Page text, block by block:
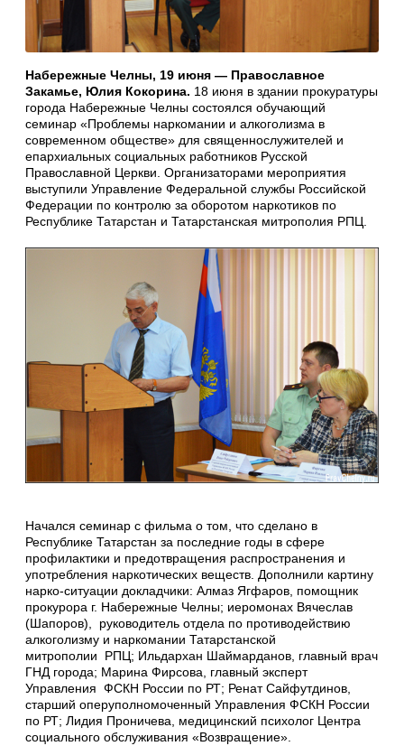
Набережные Челны, 19 июня — Православное
Закамье, Юлия Кокорина. 18 июня в здании прокуратуры
города Набережные Челны состоялся обучающий
семинар «Проблемы наркомании и алкоголизма в
современном обществе» для священнослужителей и
епархиальных социальных работников Русской
Православной Церкви. Организаторами мероприятия
выступили Управление Федеральной службы Российской
Федерации по контролю за оборотом наркотиков по
Республике Татарстан и Татарстанская митрополия РПЦ.
Начался семинар с фильма о том, что сделано в
Республике Татарстан за последние годы в сфере
профилактики и предотвращения распространения и
употребления наркотических веществ. Дополнили картину
нарко-ситуации докладчики: Алмаз Ягфаров, помощник
прокурора г. Набережные Челны; иеромонах Вячеслав
(Шапоров), руководитель отдела по противодействию
алкоголизму и наркомании Татарстанской
митрополии РПЦ; Ильдархан Шаймарданов, главный врач
ГНД города; Марина Фирсова, главный эксперт
Управления ФСКН России по РТ; Ренат Сайфутдинов,
старший оперуполномоченный Управления ФСКН России
по РТ; Лидия Проничева, медицинский психолог Центра
социального обслуживания «Возвращение».